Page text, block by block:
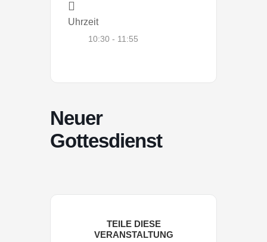
Uhrzeit
10:30 - 11:55
Neuer
Gottesdienst
TEILE DIESE
VERANSTALTUNG